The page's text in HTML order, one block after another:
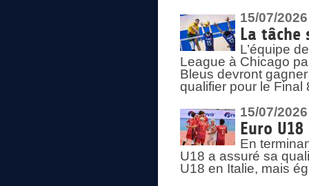
15/07/2026
La tâche
L’équipe
League à Chicago
Bleus devront
qualifier pour le Final
15/07/2026
Euro
En
U18 a assuré sa
U18 en Italie, mais